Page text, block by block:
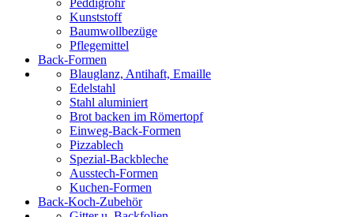
Peddigrohr
Kunststoff
Baumwollbezüge
Pflegemittel
Back-Formen
Blauglanz, Antihaft, Emaille
Edelstahl
Stahl aluminiert
Brot backen im Römertopf
Einweg-Back-Formen
Pizzablech
Spezial-Backbleche
Ausstech-Formen
Kuchen-Formen
Back-Koch-Zubehör